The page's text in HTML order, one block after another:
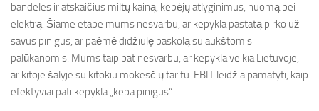
bandeles ir atskaičius miltų kainą, kepėjų atlyginimus, nuomą bei
elektrą. Šiame etape mums nesvarbu, ar kepykla pastatą pirko už
savus pinigus, ar paėmė didžiulę paskolą su aukštomis
palūkanomis. Mums taip pat nesvarbu, ar kepykla veikia Lietuvoje,
ar kitoje šalyje su kitokiu mokesčių tarifu. EBIT leidžia pamatyti, kaip
efektyviai pati kepykla „kepa pinigus“.